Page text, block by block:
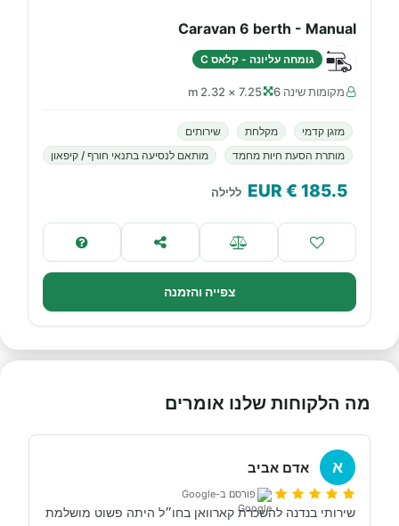
Caravan 6 berth - Manual
גומחה עליונה - קלאס C
מקומות שינה 6 7.25 × 2.32 m
מזגן קדמי מקלחת
שירותים
מותרת הסעת חיות מחמד
מותאם לנסיעה בתנאי חורף / קיפאון
185.5
€ EUR ללילה
צפייה והזמנה
מה הלקוחות שלנו אומרים
א אדם אביב
פורסם ב-Google